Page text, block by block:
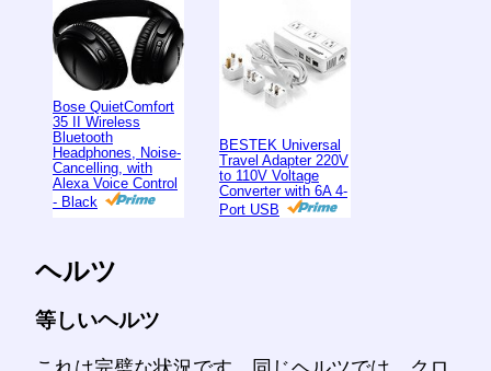
Bose QuietComfort
35 II Wireless
Bluetooth
Headphones, Noise-
Cancelling, with
Alexa Voice Control
- Black
BESTEK Universal
Travel Adapter 220V
to 110V Voltage
Converter with 6A 4-
Port USB
ヘルツ
等しいヘルツ